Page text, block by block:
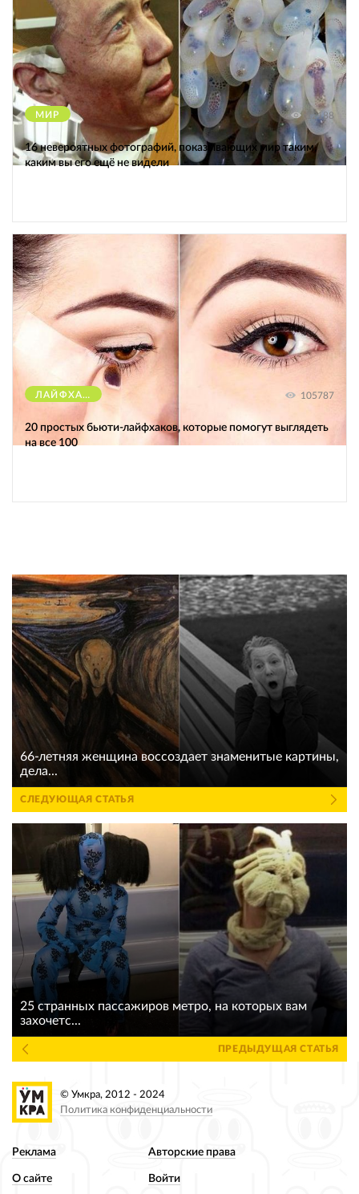
МИР 12188
16 невероятных фотографий, показывающих мир таким,
каким вы его ещё не видели
ЛАЙФХАКИ 105787
20 простых бьюти-лайфхаков, которые помогут выглядеть
на все 100
66-летняя женщина воссоздает знаменитые картины,
дела...
СЛЕДУЮЩАЯ СТАТЬЯ
25 странных пассажиров метро, на которых вам
захочетс...
ПРЕДЫДУЩАЯ СТАТЬЯ
Реклама Авторские права
О сайте Войти
© Умкра, 2012 - 2024
Политика конфиденциальности